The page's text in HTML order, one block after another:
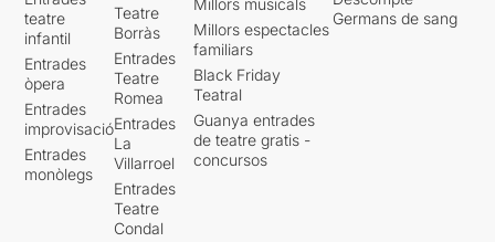
teatre
infantil
Entrades
òpera
Entrades
improvisació
Entrades
monòlegs
Teatre
Borràs
Entrades
Teatre
Romea
Entrades
La
Villarroel
Entrades
Teatre
Condal
Millors musicals
Millors espectacles
familiars
Black Friday
Teatral
Guanya entrades
de teatre gratis -
concursos
Germans de sang